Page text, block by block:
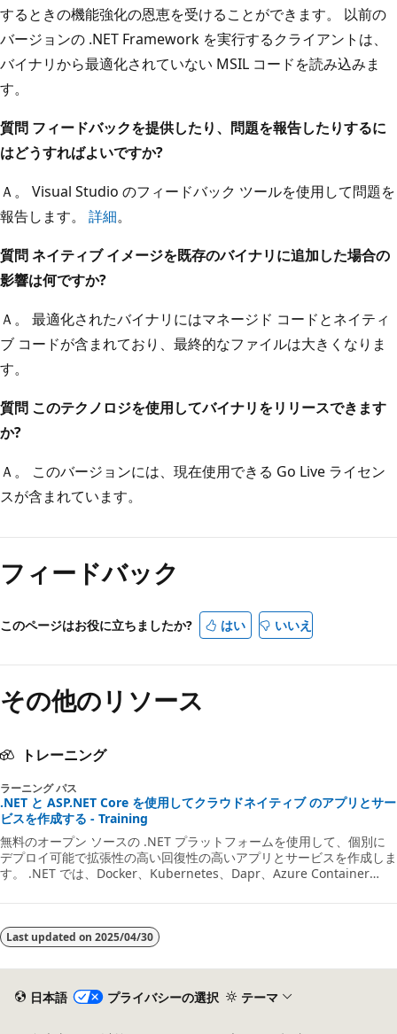
するときの機能強化の恩恵を受けることができます。 以前の
バージョンの .NET Framework を実行するクライアントは、
バイナリから最適化されていない MSIL コードを読み込みま
す。
質問 フィードバックを提供したり、問題を報告したりするに
はどうすればよいですか?
Ａ。 Visual Studio のフィードバック ツールを使用して問題を
報告します。 詳細。
質問 ネイティブ イメージを既存のバイナリに追加した場合の
影響は何ですか?
Ａ。 最適化されたバイナリにはマネージド コードとネイティ
ブ コードが含まれており、最終的なファイルは大きくなりま
す。
質問 このテクノロジを使用してバイナリをリリースできます
か?
Ａ。 このバージョンには、現在使用できる Go Live ライセン
スが含まれています。
フィードバック
このページはお役に立ちましたか? はい いいえ
その他のリソース
トレーニング
ラーニング パス
.NET と ASP.NET Core を使用してクラウドネイティブ のアプリとサー
ビスを作成する - Training
無料のオープン ソースの .NET プラットフォームを使用して、個別に
デプロイ可能で拡張性の高い回復性の高いアプリとサービスを作成しま
す。 .NET では、Docker、Kubernetes、Dapr、Azure Container
ASP.NET Core のアプリケーションやサービスに使用できます。
Last updated on 2025/04/30
日本語 プライバシーの選択 テーマ